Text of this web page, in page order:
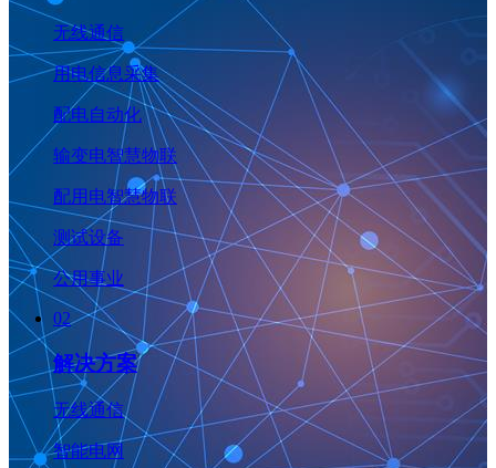
无线通信
用电信息采集
配电自动化
输变电智慧物联
配用电智慧物联
测试设备
公用事业
02
解决方案
无线通信
智能电网